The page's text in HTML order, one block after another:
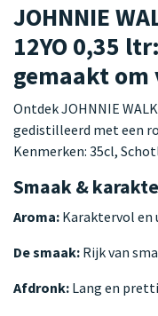
JOHNNIE
12YO 0,35
gemaakt om
Ontdek JOHNNIE
gedistilleerd met een
Kenmerken: 35cl,
Smaak &
Aroma: Karaktervol en
De smaak: Rijk van
Afdronk: Lang en